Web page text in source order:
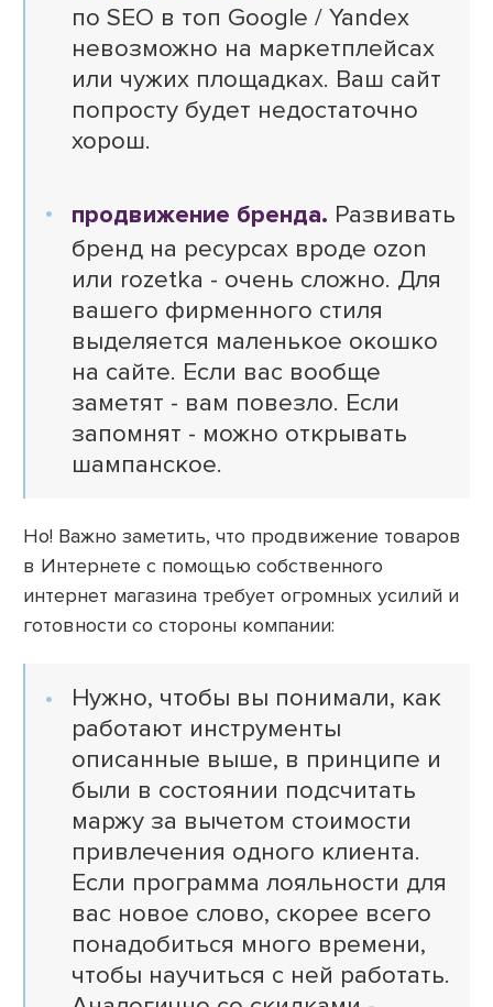
по SEO в топ Google / Yandex
невозможно на маркетплейсах
или чужих площадках. Ваш сайт
попросту будет недостаточно
хорош.
продвижение бренда. Развивать
бренд на ресурсах вроде ozon
или rozetka - очень сложно. Для
вашего фирменного стиля
выделяется маленькое окошко
на сайте. Если вас вообще
заметят - вам повезло. Если
запомнят - можно открывать
шампанское.
Но! Важно заметить, что продвижение товаров
в Интернете с помощью собственного
интернет магазина требует огромных усилий и
готовности со стороны компании:
Нужно, чтобы вы понимали, как
работают инструменты
описанные выше, в принципе и
были в состоянии подсчитать
маржу за вычетом стоимости
привлечения одного клиента.
Если программа лояльности для
вас новое слово, скорее всего
понадобиться много времени,
чтобы научиться с ней работать.